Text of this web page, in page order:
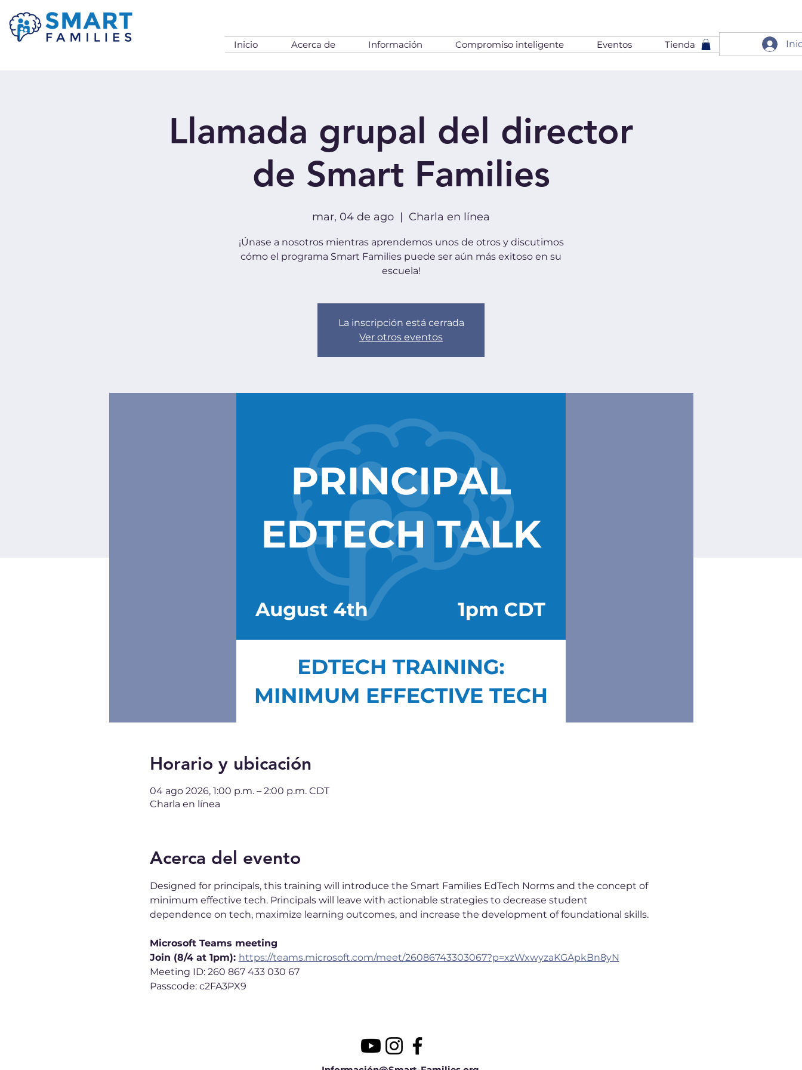
Inicio Acerca de Información Compromiso inteligente Eventos Tienda
Llamada grupal del director
de Smart Families
mar, 04 de ago
  |
Charla en línea
¡Únase a nosotros mientras aprendemos unos de otros y discutimos
cómo el programa Smart Families puede ser aún más exitoso en su
escuela!
La inscripción está cerrada
Ver otros eventos
Horario y ubicación
04 ago 2026, 1:00 p.m. – 2:00 p.m. CDT
Charla en línea
Acerca del evento
Designed for principals, this training will introduce the Smart Families EdTech Norms and the concept of
minimum effective tech. Principals will leave with actionable strategies to decrease student
dependence on tech, maximize learning outcomes, and increase the development of foundational skills.
Microsoft Teams meeting
Join (8/4 at 1pm): https://teams.microsoft.com/meet/26086743303067?p=xzWxwyzaKGApkBn8yN
Meeting ID: 260 867 433 030 67
Passcode: c2FA3PX9